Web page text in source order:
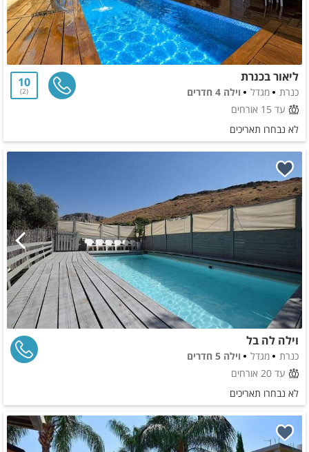
ליאור בכנרת
כנרת מגדל
וילה 4 חדרים
עד 15 אורחים
10
2
לא נבחרו תאריכים
וילה לה בל
כנרת מגדל
וילה 5 חדרים
עד 20 אורחים
לא נבחרו תאריכים